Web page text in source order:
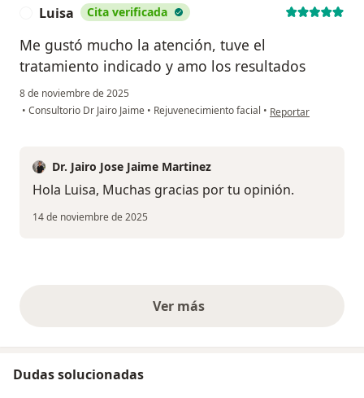
Luisa Cita verificada
Me gustó mucho la atención, tuve el
tratamiento indicado y amo los resultados
8 de noviembre de 2025
• Consultorio Dr Jairo Jaime • Rejuvenecimiento facial • en opinión del
Reportar
Dr. Jairo Jose Jaime Martinez
Hola Luisa, Muchas gracias por tu opinión.
14 de noviembre de 2025
Ver másopiniones anteriores
Dudas solucionadas